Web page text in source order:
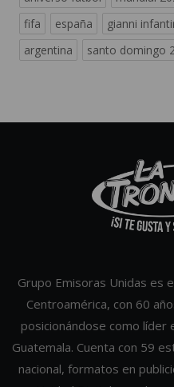
fifa
españa gianni
argentina
santo domingo
Grupo Emisoras Unidas es
Centroamérica, con 60
posicionándose como líder
Guatemala. Cuenta con 59
nacional, formatos en